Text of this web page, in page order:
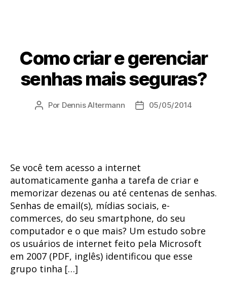
Como criar e gerenciar
senhas mais seguras?
Autor
Por Dennis Altermann
Data05/05/2014
Se você tem acesso a internet
automaticamente ganha a tarefa de criar e
memorizar dezenas ou até centenas de senhas.
Senhas de email(s), mídias sociais, e-
commerces, do seu smartphone, do seu
computador e o que mais? Um estudo sobre
os usuários de internet feito pela Microsoft
em 2007 (PDF, inglês) identificou que esse
grupo tinha […]